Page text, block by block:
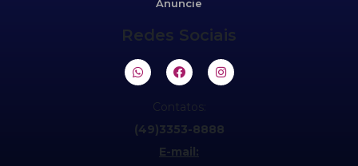
Anuncie
Redes Sociais
Contatos:
(49)3353-8888
E-mail: